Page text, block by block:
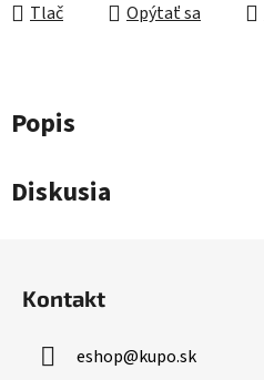
Tlač Opýtať sa
Popis
Diskusia
Kontakt
eshop@kupo.sk